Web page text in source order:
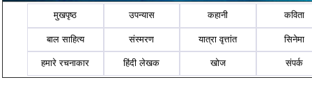
मुखपृष्ठ उपन्यास कहानी कविता
बाल साहित्य संस्मरण यात्रा वृत्तांत सिनेमा
हमारे रचनाकार हिंदी लेखक खोज संपर्क